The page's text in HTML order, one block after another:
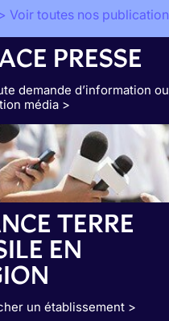
> Voir toutes nos
PRESSE
demande d’information ou
média >
TERRE
EN
un établissement >